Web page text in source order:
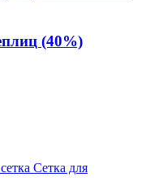
(40%)
Сетка для